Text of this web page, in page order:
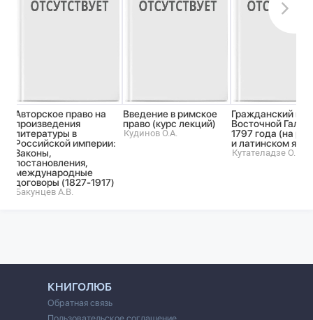
Авторское право на
произведения
литературы в
Российской империи:
Законы,
постановления,
международные
договоры (1827-1917)
Бакунцев А.В.
Введение в римское
право (курс лекций)
Кудинов О.А.
Гражданский
Восточной
1797 года (на
и латинском
Кутателадзе О.
КНИГОЛЮБ
Обратная связь